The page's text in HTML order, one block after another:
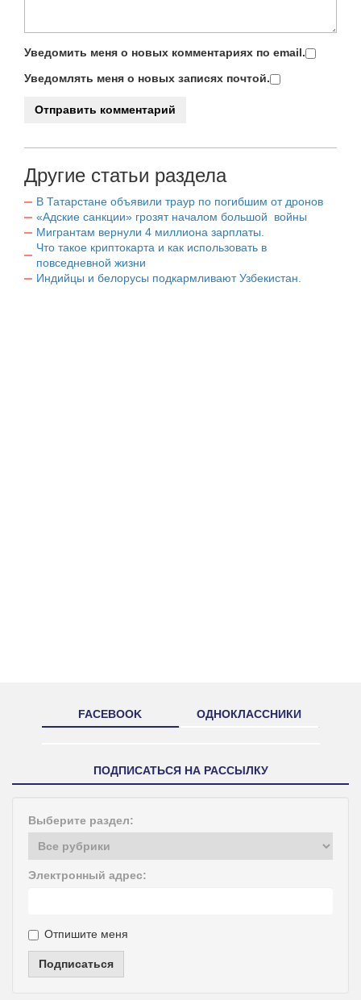
Уведомить меня о новых комментариях по email.
Уведомлять меня о новых записях почтой.
Другие статьи раздела
В Татарстане объявили траур по погибшим от дронов
«Адские санкции» грозят началом большой войны
Мигрантам вернули 4 миллиона зарплаты.
Что такое криптокарта и как использовать в
повседневной жизни
Индийцы и белорусы подкармливают Узбекистан.
FACEBOOK ОДНОКЛАССНИКИ
ПОДПИСАТЬСЯ НА РАССЫЛКУ
Выберите раздел:
Электронный адрес:
Отпишите меня
Подписаться